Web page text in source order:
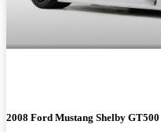
2008 Ford Mustang Shelby GT500